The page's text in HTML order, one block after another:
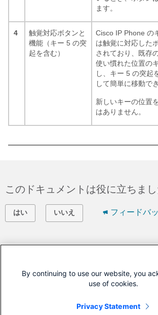
ます。
4
触覚対応ボタンと
機能（キー 5 の突
起を含む）
Cisco IP Phone の
は触覚に対応した
されており、既存
使い慣れた位置の
し、キー 5 の突起
して簡単に移動で
新しいキーの位置
はありません。
このドキュメントは役に立ちま
はい いいえ フィードバ
サポート ケースをオープン
が必要です。)
このドキュメントは次の製品に対
By continuing to use our website, you
use of cookies.
Privacy Statement